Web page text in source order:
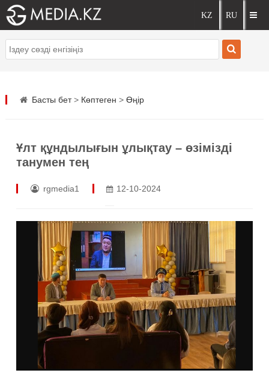
Басты бет> Көптеген > Өңір
Ұлт құндылығын ұлықтау – өзімізді
танумен тең
rgmedia1 12-10-2024